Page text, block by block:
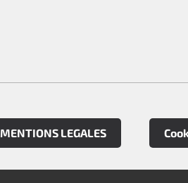
MENTIONS LEGALES